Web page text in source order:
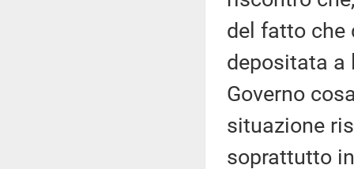
del fatto che
depositata a
Governo
situazione
soprattutto